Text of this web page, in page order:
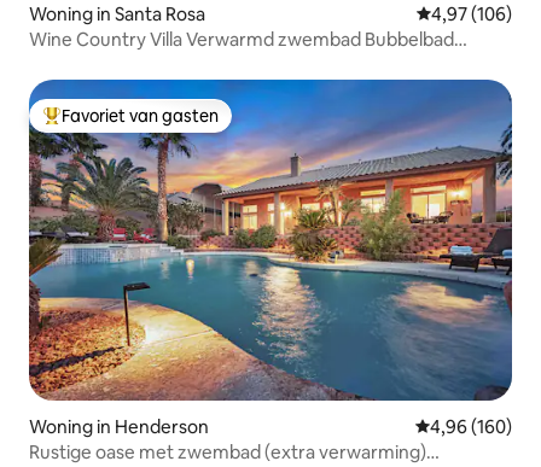
Woning in Santa Rosa Gemiddelde
4,97 (106)
Wine Country Villa Verwarmd zwembad Bubbelbad
Topfavoriet van gasten
Favoriet van gasten
Woning in Henderson Gemiddelde
4,96 (160)
Rustige oase met zwembad (extra verwarming)